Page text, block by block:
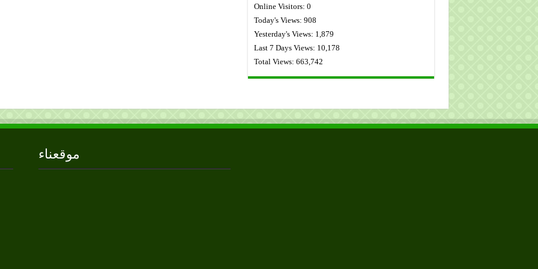
Online Visitors: 0
Today's Views: 908
Yesterday's Views: 1,879
Last 7 Days Views: 10,178
Total Views: 663,742
موقعناء